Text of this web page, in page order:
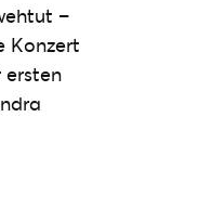
–
Konzert
ersten